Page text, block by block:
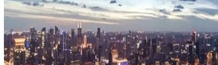
酒具周边
投资收藏
基础知识
品种